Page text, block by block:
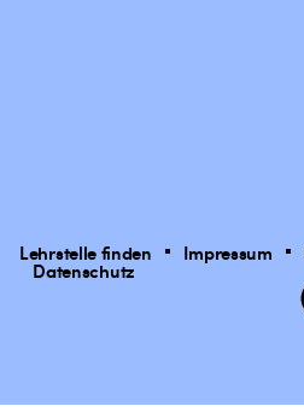
Lehrstelle finden Impressum
Datenschutz